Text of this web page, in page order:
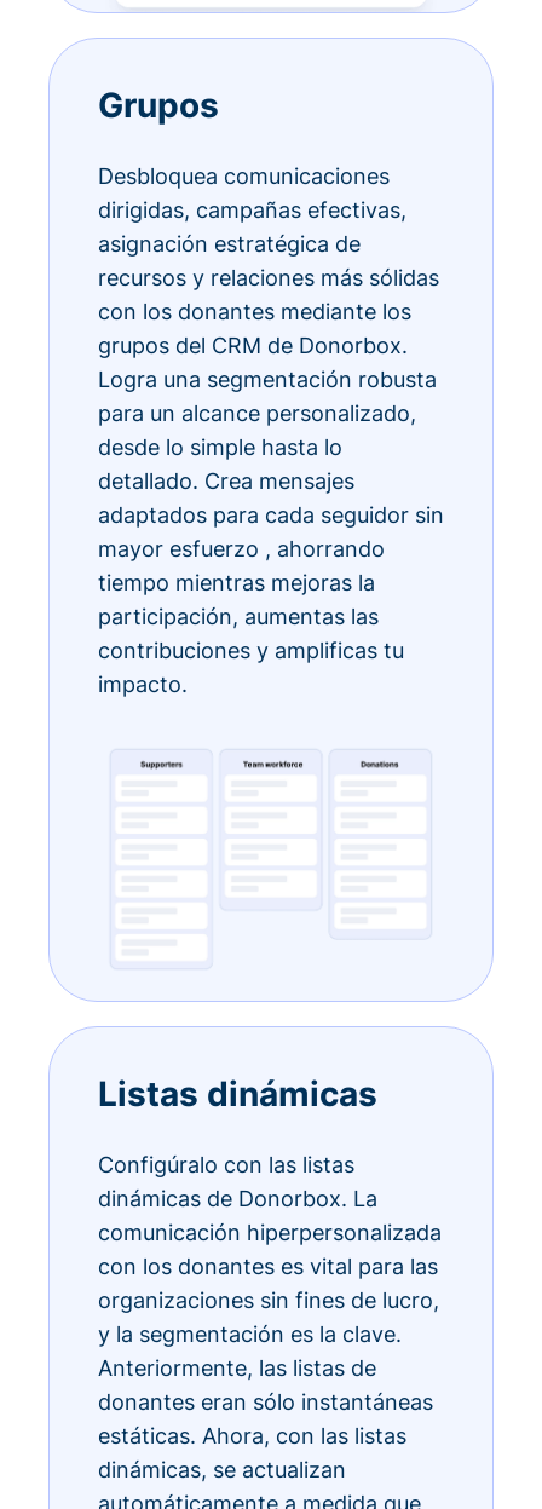
Grupos
Desbloquea comunicaciones
dirigidas, campañas efectivas,
asignación estratégica de
recursos y relaciones más sólidas
con los donantes mediante los
grupos del CRM de Donorbox.
Logra una segmentación robusta
para un alcance personalizado,
desde lo simple hasta lo
detallado. Crea mensajes
adaptados para cada seguidor sin
mayor esfuerzo , ahorrando
tiempo mientras mejoras la
participación, aumentas las
contribuciones y amplificas tu
impacto.
Listas dinámicas
Configúralo con las listas
dinámicas de Donorbox. La
comunicación hiperpersonalizada
con los donantes es vital para las
organizaciones sin fines de lucro,
y la segmentación es la clave.
Anteriormente, las listas de
donantes eran sólo instantáneas
estáticas. Ahora, con las listas
dinámicas, se actualizan
automáticamente a medida que